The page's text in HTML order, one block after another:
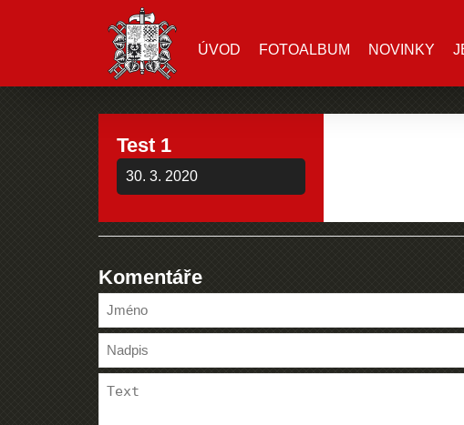
ÚVOD FOTOALBUM NOVINKY
Test 1
30. 3. 2020
Komentáře